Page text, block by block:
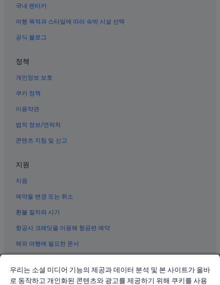
나트랑 근처 호텔
나트랑 야시장 근처 호텔
나트랑의 반려동물 동반 가능 호텔
빈 원더스 나짱의 아파트식 호텔
빈 푸옥 호텔
나트랑의 간이 주방이 있는 호텔
나트랑의 공항 셔틀 제공 호텔
나트랑의 저렴한 호텔
나트랑의 개인 별장
나트랑의 허니문 리조트 및 호텔
나트랑의 부티크 호텔
빈 원더스 나짱의 빌라
프억 떤 호텔
혼탐 아일랜드의 콘도
쩐푸 비치의 4성급 호텔
나트랑의 아파트식 호텔
록토 호텔
국내 렌터카
여행 목적과 스타일에 따라 숙박 시설 선택
공식 블로그
정책
개인정보 보호
쿠키 정책
이용약관
법적 정보/연락처
콘텐츠 지침 및 신고
지원
지원
예약을 변경 또는 취소
환불 절차와 시기
항공사 크레딧을 이용해 항공편 예약
해외 여행에 필요한 문서
우리는 소셜 미디어 기능의 제공과 데이터 분석 및 본 사이트가 올바
로 동작하고 개인화된 콘텐츠와 광고를 제공하기 위해 쿠키를 사용